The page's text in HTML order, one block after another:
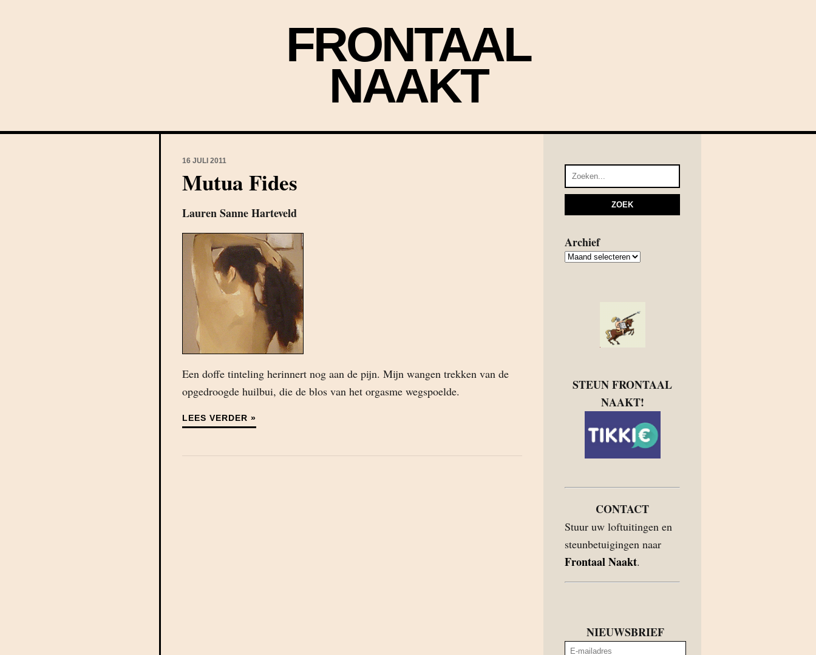
FRONTAAL
NAAKT
16 JULI 2011
Mutua Fides
Lauren Sanne Harteveld
Een doffe tinteling herinnert nog aan de pijn. Mijn wangen trekken van de
opgedroogde huilbui, die de blos van het orgasme wegspoelde.
LEES VERDER »
Archief
Archief
STEUN FRONTAAL
NAAKT!
CONTACT
Stuur uw loftuitingen en
steunbetuigingen naar
Frontaal Naakt.
NIEUWSBRIEF